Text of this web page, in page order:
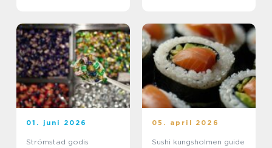
01. juni 2026
Strömstad godis
05. april 2026
Sushi kungsholmen guide